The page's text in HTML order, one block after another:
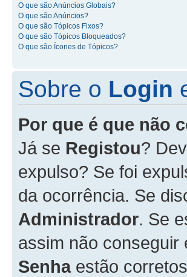
O que são Anúncios Globais?
O que são Anúncios?
O que são Tópicos Fixos?
O que são Tópicos Bloqueados?
O que são Ícones de Tópicos?
Sobre o Login
Por que é que não
Já se Registou?
expulso? Se foi
da ocorrência. Se
Administrador. Se
assim não
Senhaestão